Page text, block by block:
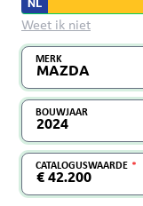
Weet ik niet
MERK
BOUWJAAR
CATALOGUSWAARDE